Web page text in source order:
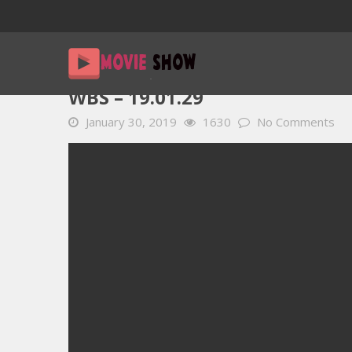
Home
WBS – 19.01.29
January 30, 2019 1630 No Comments